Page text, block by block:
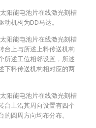
阳能电池片在线激光刻槽
机构为DD马达。
阳能电池片在线激光刻槽
台上与所述上料传送机构
所述工位相邻设置，所述
下料传送机构相对应的两
阳能电池片在线激光刻槽
台上沿其周向设置有四个
圆周方向均布分布。